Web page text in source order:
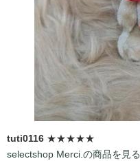
tuti0116 ★★★★★
selectshop Merci.の商品を見る